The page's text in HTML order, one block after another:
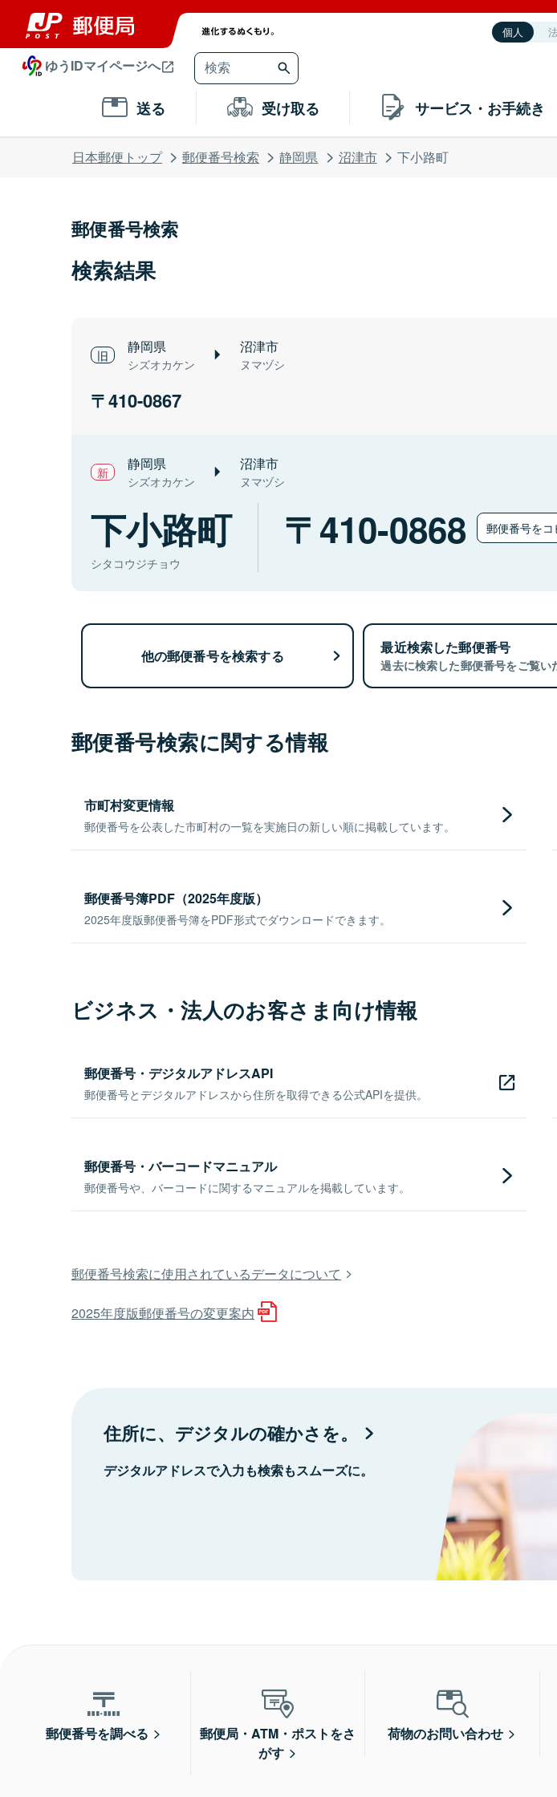
個人
ゆうIDマイページへ
送る 受け取る サービス・お手続き
日本郵便トップ 郵便番号検索 静岡県 沼津市 下小路町
郵便番号検索
検索結果
静岡県
シズオカケン
沼津市
ヌマヅシ
410-0867
静岡県
シズオカケン
沼津市
ヌマヅシ
下小路町
シタコウジチョウ
410-0868 郵便番号をコ
他の郵便番号を検索する 最近検索した郵便番号
過去に検索した郵便番号をご覧い
郵便番号検索に関する情報
市町村変更情報
郵便番号を公表した市町村の一覧を実施日の新しい順に掲載しています。
郵便番号簿PDF（2025年度版）
2025年度版郵便番号簿をPDF形式でダウンロードできます。
ビジネス・法人のお客さま向け情報
郵便番号・デジタルアドレスAPI
郵便番号とデジタルアドレスから住所を取得できる公式APIを提供。
郵便番号・バーコードマニュアル
郵便番号や、バーコードに関するマニュアルを掲載しています。
郵便番号検索に使用されているデータについて
2025年度版郵便番号の変更案内
住所に、デジタルの確かさを。
デジタルアドレスで入力も検索もスムーズに。
郵便番号を調べる
郵便局・ATM・ポストをさ
がす
荷物のお問い合わせ